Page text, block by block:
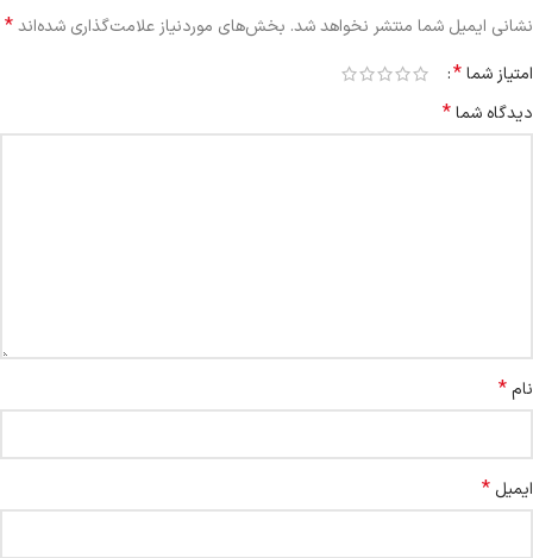
نشانی ایمیل شما منتشر نخواهد شد. بخش‌های موردنیاز علامت‌گذاری شده‌اند*
امتیاز شما*
دیدگاه شما*
نام*
ایمیل *